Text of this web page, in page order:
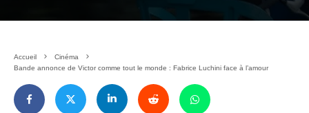
Accueil
Cinéma
Bande annonce de Victor comme tout le monde : Fabrice Luchini face à l’amour